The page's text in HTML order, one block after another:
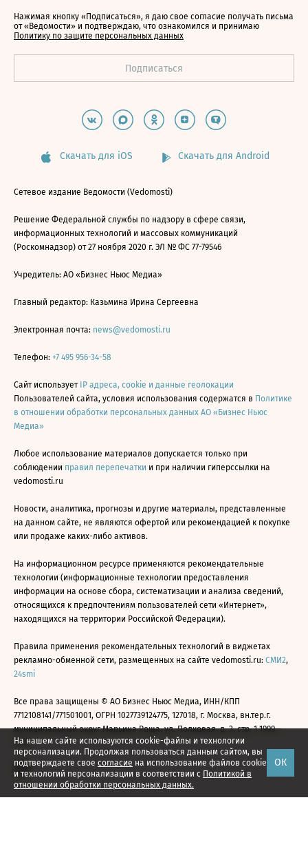
На нашем сайте используются cookie-файлы и технологии
персонализации. Продолжая пользоваться данным сайтом, вы
подтверждаете свое согласие на использование файлов cookie
и технологий персонализации в соответствии с Политикой в
отношении обработки персональных данных.
ОК
Нажимая кнопку «Подписаться», я даю свое согласие получать письма
от «Ведомости» и подтверждаю, что ознакомился и принимаю
Политику по защите персональных данных
Скачать для iOS Скачать для Android
Сетевое издание Ведомости (Vedomosti)
Решение Федеральной службы по надзору в сфере связи,
информационных технологий и массовых коммуникаций
(Роскомнадзор) от 27 ноября 2020 г. ЭЛ № ФС 77-79546
Учредитель: АО «Бизнес Ньюс Медиа»
Главный редактор: Казьмина Ирина Сергеевна
Электронная почта: news@vedomosti.ru
Телефон: +7 495 956-34-58
Сайт использует IP адреса, cookie и данные геолокации
Пользователей сайта, условия использования содержатся в Политике
в отношении обработки персональных данных АО «Бизнес Ньюс
Медиа»
Любое использование материалов допускается только при
соблюдении правил перепечатки и при наличии гиперссылки на
vedomosti.ru
Новости, аналитика, прогнозы и другие материалы, представленные
на данном сайте, не являются офертой или рекомендацией к покупке
или продаже каких-либо активов.
На информационном ресурсе применяются рекомендательные
технологии (информационные технологии предоставления
информации на основе сбора, систематизации и анализа сведений,
относящихся к предпочтениям пользователей сети «Интернет»,
находящихся на территории Российской Федерации).
Правила применения рекомендательных технологий в виджетах
рекламно-обменной сети, размещенных на сайте vedomosti.ru: СМИ2,
24smi
Все права защищены © АО Бизнес Ньюс Медиа, ИНН/КПП
7712108141/771501001, ОГРН 1027739124775, 127018, г. Москва, вн.тер.г.
муниципальный округ Марьина Роща, ул. Полковая, д. 3, стр. 1 1999—
2026